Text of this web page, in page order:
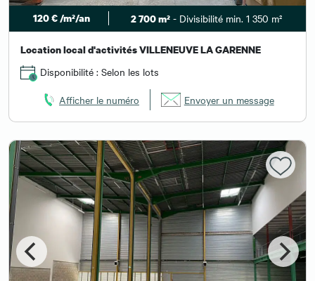
120 € /m²/an 2 700 m² - Divisibilité min. 1 350 m²
Location local d'activités VILLENEUVE LA GARENNE
Disponibilité : Selon les lots
Afficher le numéro Envoyer un message